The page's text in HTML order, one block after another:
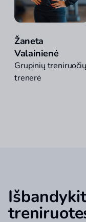
Žaneta
Valainienė
Grupinių treniruočių
trenerė